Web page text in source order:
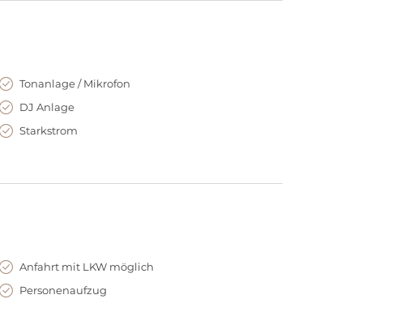
Tonanlage / Mikrofon
DJ Anlage
Starkstrom
Anfahrt mit LKW möglich
Personenaufzug